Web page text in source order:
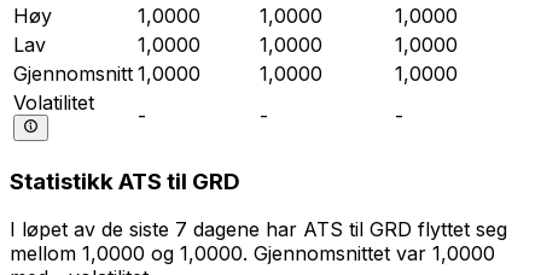
Høy
1,0000 1,0000
1,0000
Lav
1,0000 1,0000
1,0000
Gjennomsnitt 1,0000 1,0000
1,0000
Volatilitet
- - -
Statistikk ATS til GRD
I løpet av de siste 7 dagene har ATS til GRD flyttet seg
mellom 1,0000 og 1,0000. Gjennomsnittet var 1,0000